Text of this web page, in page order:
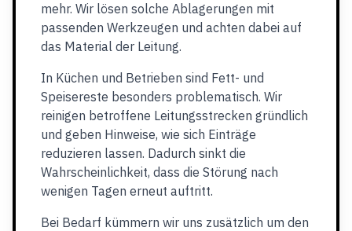
mehr. Wir lösen solche Ablagerungen mit
passenden Werkzeugen und achten dabei auf
das Material der Leitung.
In Küchen und Betrieben sind Fett- und
Speisereste besonders problematisch. Wir
reinigen betroffene Leitungsstrecken gründlich
und geben Hinweise, wie sich Einträge
reduzieren lassen. Dadurch sinkt die
Wahrscheinlichkeit, dass die Störung nach
wenigen Tagen erneut auftritt.
Bei Bedarf kümmern wir uns zusätzlich um den